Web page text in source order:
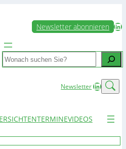
Newsletter abonnieren LinkedIn
Search
NewsletterLinkedIn
TERMINEVIDEOS